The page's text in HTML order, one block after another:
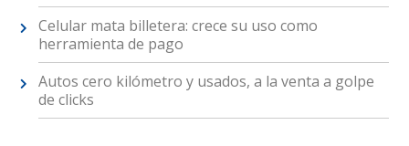
Celular mata billetera: crece su uso como
herramienta de pago
Autos cero kilómetro y usados, a la venta a golpe
de clicks